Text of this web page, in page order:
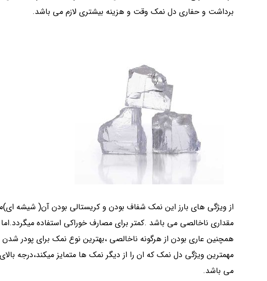
برداشت و حفاری دل نمک وقت و هزینه بیشتری لازم می باشد.
از ویژگی های بارز این نمک شفاف بودن و کریستالی بودن آن( شیشه
مقداری ناخالصی می باشد .کمتر برای مصارف خوراکی استفاده
همچنین عاری بودن از هرگونه ناخالصی ،بهترین نوع نمک برای پودر
مهمترین ویژگی دل نمک که ان را از دیگر نمک ها متمایز میکند،درجه
می باشد.